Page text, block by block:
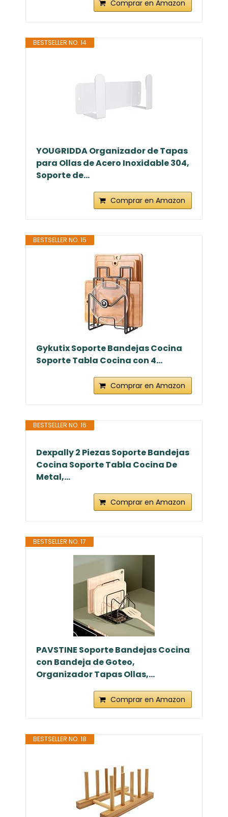
Comprar en Amazon
BESTSELLER NO. 14
YOUGRIDDA Organizador de Tapas
para Ollas de Acero Inoxidable 304,
Soporte de...
Comprar en Amazon
BESTSELLER NO. 15
Gykutix Soporte Bandejas Cocina
Soporte Tabla Cocina con 4...
Comprar en Amazon
BESTSELLER NO. 16
Cocina Soporte Tabla Cocina De
Comprar en Amazon
BESTSELLER NO. 17
con Bandeja de Goteo,
Comprar en Amazon